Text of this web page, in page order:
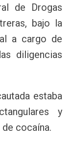
de Drogas
bajo la
a cargo de
diligencias
estaba
y
cocaína.